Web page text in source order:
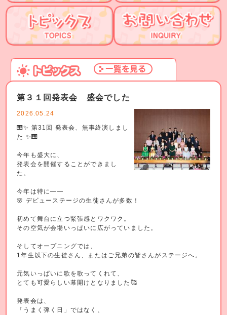
第３１回発表会 盛会でした
2026.05.24
🎹✨ 第31回 発表会、無事終演しまし
た ✨🎹
今年も盛大に、
発表会を開催することができまし
た。
今年は特に——
🌸 デビューステージの生徒さんが多数！
初めて舞台に立つ緊張感とワクワク。
その空気が会場いっぱいに広がっていました。
そしてオープニングでは、
1年生以下の生徒さん、またはご兄弟の皆さんがステージへ。
元気いっぱいに歌を歌ってくれて、
とても可愛らしい幕開けとなりました🥰
発表会は、
「うまく弾く日」ではなく、